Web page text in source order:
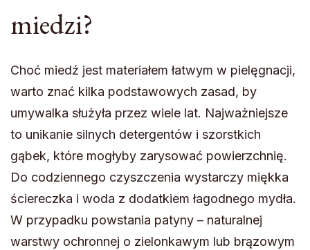
miedzi?
Choć miedź jest materiałem łatwym w pielęgnacji,
warto znać kilka podstawowych zasad, by
umywalka służyła przez wiele lat. Najważniejsze
to unikanie silnych detergentów i szorstkich
gąbek, które mogłyby zarysować powierzchnię.
Do codziennego czyszczenia wystarczy miękka
ściereczka i woda z dodatkiem łagodnego mydła.
W przypadku powstania patyny – naturalnej
warstwy ochronnej o zielonkawym lub brązowym